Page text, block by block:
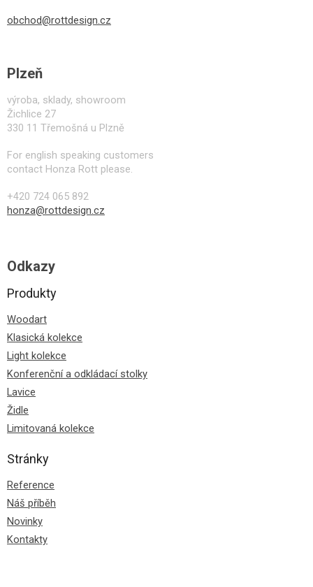
obchod@rottdesign.cz
Plzeň
výroba, sklady, showroom
Žichlice 27
330 11 Třemošná u Plzně
For english speaking customers
contact Honza Rott please.
+420 724 065 892
honza@rottdesign.cz
Odkazy
Produkty
Woodart
Klasická kolekce
Light kolekce
Konferenční a odkládací stolky
Lavice
Židle
Limitovaná kolekce
Stránky
Reference
Náš příběh
Novinky
Kontakty